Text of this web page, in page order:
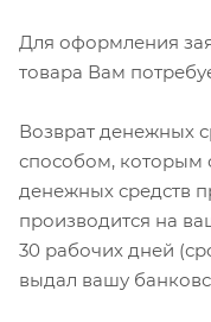
Для оформления
товара Вам
Возврат денежных
способом, которым
денежных средств
производится на
30 рабочих дней
выдал вашу